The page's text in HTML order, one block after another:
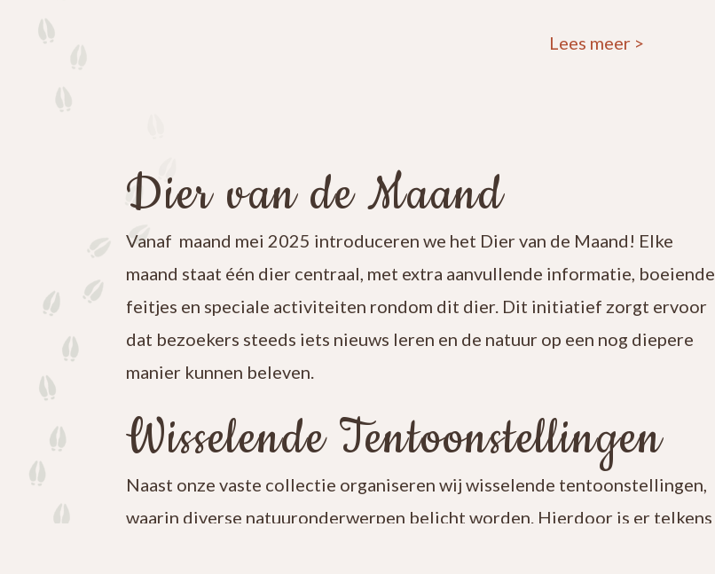
Lees meer >
Dier van de Maand
Vanaf maand mei 2025 introduceren we het Dier van de Maand! Elke
maand staat één dier centraal, met extra aanvullende informatie, boeiende
feitjes en speciale activiteiten rondom dit dier. Dit initiatief zorgt ervoor
dat bezoekers steeds iets nieuws leren en de natuur op een nog diepere
manier kunnen beleven.
Wisselende Tentoonstellingen
Naast onze vaste collectie organiseren wij wisselende tentoonstellingen,
waarin diverse natuuronderwerpen belicht worden. Hierdoor is er telkens